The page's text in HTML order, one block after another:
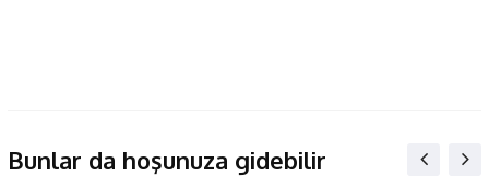
Bunlar da hoşunuza gidebilir